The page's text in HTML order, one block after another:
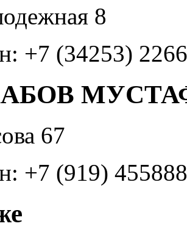
8
+7 (34253)
67
+7 (919)